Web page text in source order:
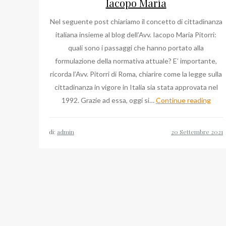
Iacopo Maria
Nel seguente post chiariamo il concetto di cittadinanza
italiana insieme al blog dell’Avv. Iacopo Maria Pitorri:
quali sono i passaggi che hanno portato alla
formulazione della normativa attuale? E’ importante,
ricorda l’Avv. Pitorri di Roma, chiarire come la legge sulla
cittadinanza in vigore in Italia sia stata approvata nel
1992. Grazie ad essa, oggi si…Continue readingDue
di: admin